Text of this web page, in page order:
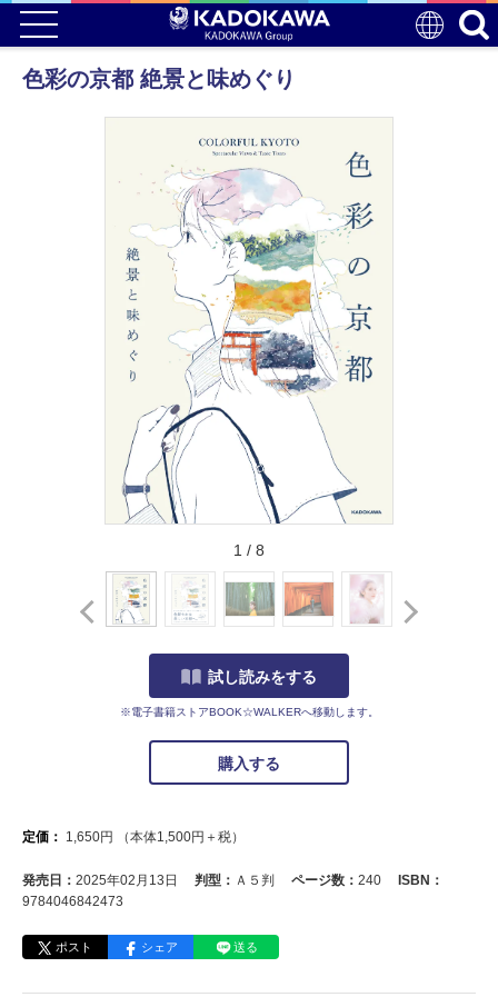
色彩の京都 絶景と味めぐり
1 / 8
試し読みをする
※電子書籍ストアBOOK☆WALKERへ移動します。
購入する
定価： 1,650円 （本体1,500円＋税）
発売日： 2025年02月13日 判型： Ａ５判 ページ数： 240
ISBN：
9784046842473
ポスト シェア 送る